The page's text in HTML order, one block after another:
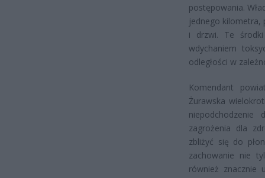
postępowania.
jednego kilometra,
i drzwi. Te
wdychaniem
odległości w
Komendant
Żurawska
zagrożenia dla
zbliżyć się do
zachowanie nie
również znacznie